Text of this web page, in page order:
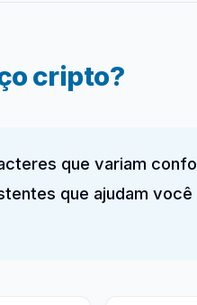
cripto?
que variam
que ajudam